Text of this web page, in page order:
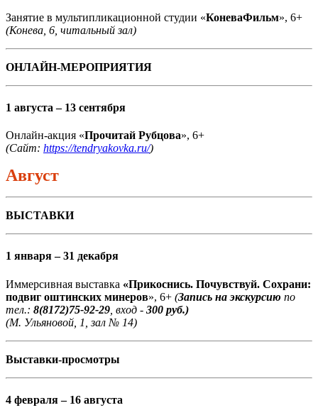
Занятие в мультипликационной студии «КоневаФильм», 6+
(Конева, 6, читальный зал)
ОНЛАЙН-МЕРОПРИЯТИЯ
1 августа – 13 сентября
Онлайн-акция «Прочитай Рубцова», 6+
(Сайт: https://tendryakovka.ru/)
Август
ВЫСТАВКИ
1 января – 31 декабря
Иммерсивная выставка «Прикоснись. Почувствуй. Сохрани:
подвиг оштинских минеров», 6+ (Запись на экскурсию по
тел.: 8(8172)75-92-29 , вход - 300 руб.)
(М. Ульяновой, 1, зал № 14)
Выставки-просмотры
4 февраля – 16 августа